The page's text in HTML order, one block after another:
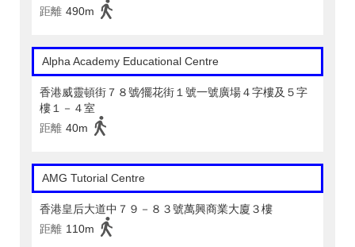
距離 490m
Alpha Academy Educational Centre
香港威靈頓街７８號∕擺花街１號一號廣場４字樓及５字
樓１－４室
距離 40m
AMG Tutorial Centre
香港皇后大道中７９－８３號萬興商業大廈３樓
距離 110m